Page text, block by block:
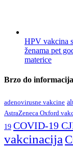
HPV vakcina
ženama pet
materice
Brzo do informacija
adenovirusne vakcine
AstraZeneca Oxford
19 COVID-19
vakcinacija